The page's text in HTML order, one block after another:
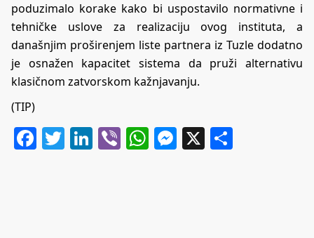
poduzimalo korake kako bi uspostavilo normativne i
tehničke uslove za realizaciju ovog instituta, a
današnjim proširenjem liste partnera iz Tuzle dodatno
je osnažen kapacitet sistema da pruži alternativu
klasičnom zatvorskom kažnjavanju.
(TIP)
Facebook
Twitter
LinkedIn
ViberWhatsApp
Messenger
X